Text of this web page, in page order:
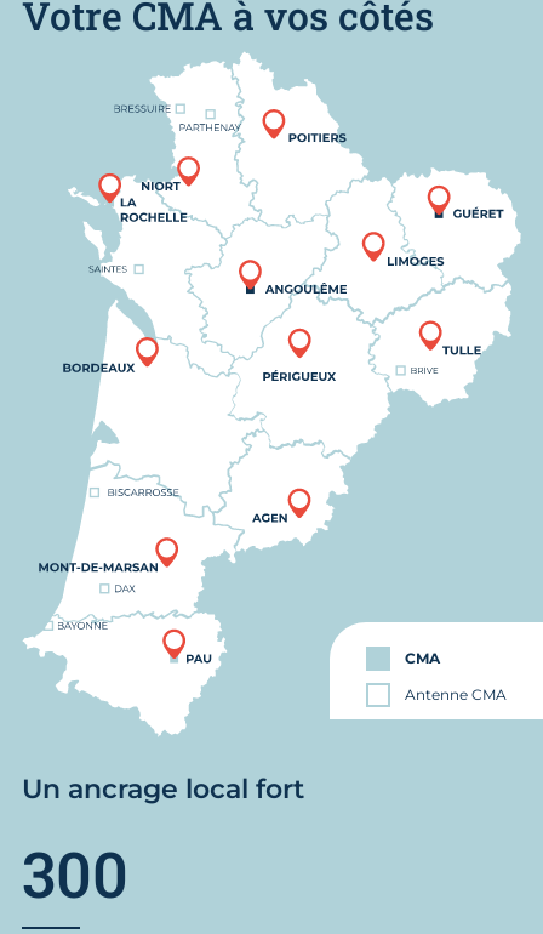
Votre CMA à vos côtés
CMA
Antenne CMA
Un ancrage local fort
300